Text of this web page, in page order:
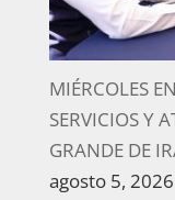
MIÉRCOLES
SERVICIOS Y
GRANDE DE
agosto 5, 2026